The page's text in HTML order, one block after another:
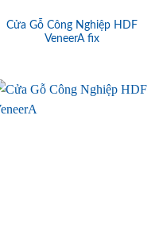
Cửa Gỗ Công Nghiệp HDF
VeneerA fix